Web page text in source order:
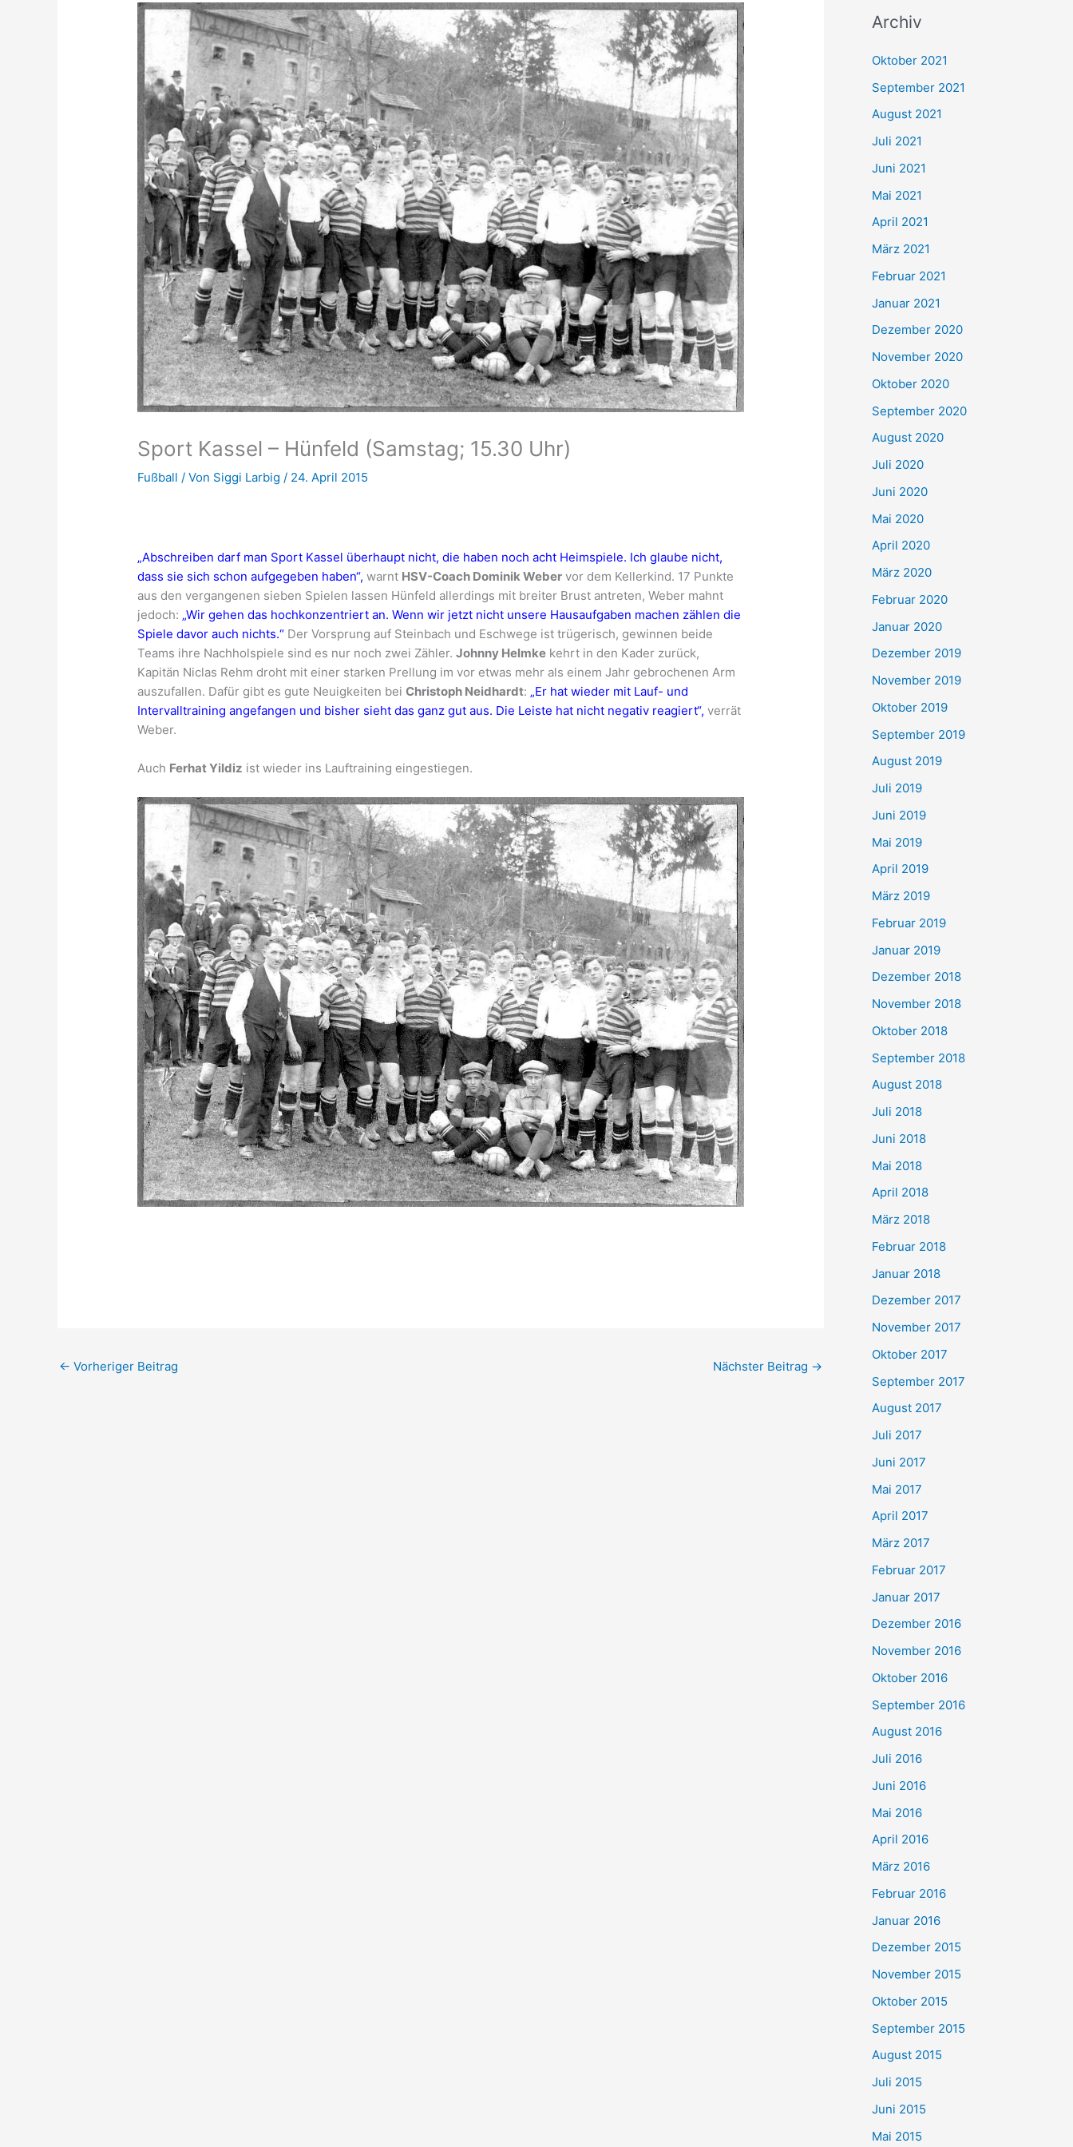
Sport Kassel – Hünfeld (Samstag; 15.30 Uhr)
Fußball / Von Siggi Larbig / 24. April 2015
„Abschreiben darf man Sport Kassel überhaupt nicht, die haben noch acht Heimspiele. Ich glaube nicht,
dass sie sich schon aufgegeben haben“, warnt HSV-Coach Dominik Weber vor dem Kellerkind. 17 Punkte
aus den vergangenen sieben Spielen lassen Hünfeld allerdings mit breiter Brust antreten, Weber mahnt
jedoch: „Wir gehen das hochkonzentriert an. Wenn wir jetzt nicht unsere Hausaufgaben machen zählen die
Spiele davor auch nichts.“ Der Vorsprung auf Steinbach und Eschwege ist trügerisch, gewinnen beide
Teams ihre Nachholspiele sind es nur noch zwei Zähler.Johnny Helmke kehrt in den Kader zurück,
Kapitän Niclas Rehm droht mit einer starken Prellung im vor etwas mehr als einem Jahr gebrochenen Arm
auszufallen. Dafür gibt es gute Neuigkeiten beiChristoph Neidhardt: „Er hat wieder mit Lauf- und
Intervalltraining angefangen und bisher sieht das ganz gut aus. Die Leiste hat nicht negativ reagiert“, verrät
Weber.
Auch Ferhat Yildiz ist wieder ins Lauftraining eingestiegen.
← Vorheriger Beitrag Nächster Beitrag →
h
e
n
h
:
Archiv
Oktober 2021
September 2021
August 2021
Juli 2021
Juni 2021
Mai 2021
April 2021
März 2021
Februar 2021
Januar 2021
Dezember 2020
November 2020
Oktober 2020
September 2020
August 2020
Juli 2020
Juni 2020
Mai 2020
April 2020
März 2020
Februar 2020
Januar 2020
Dezember 2019
November 2019
Oktober 2019
September 2019
August 2019
Juli 2019
Juni 2019
Mai 2019
April 2019
März 2019
Februar 2019
Januar 2019
Dezember 2018
November 2018
Oktober 2018
September 2018
August 2018
Juli 2018
Juni 2018
Mai 2018
April 2018
März 2018
Februar 2018
Januar 2018
Dezember 2017
November 2017
Oktober 2017
September 2017
August 2017
Juli 2017
Juni 2017
Mai 2017
April 2017
März 2017
Februar 2017
Januar 2017
Dezember 2016
November 2016
Oktober 2016
September 2016
August 2016
Juli 2016
Juni 2016
Mai 2016
April 2016
März 2016
Februar 2016
Januar 2016
Dezember 2015
November 2015
Oktober 2015
September 2015
August 2015
Juli 2015
Juni 2015
Mai 2015